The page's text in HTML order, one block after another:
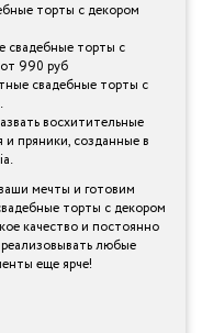
торты с декором
свадебные торты с
990 руб
свадебные торты с
восхитительные
и пряники, созданные в
мечты и готовим
торты с декором
качество и постоянно
любые
еще ярче!